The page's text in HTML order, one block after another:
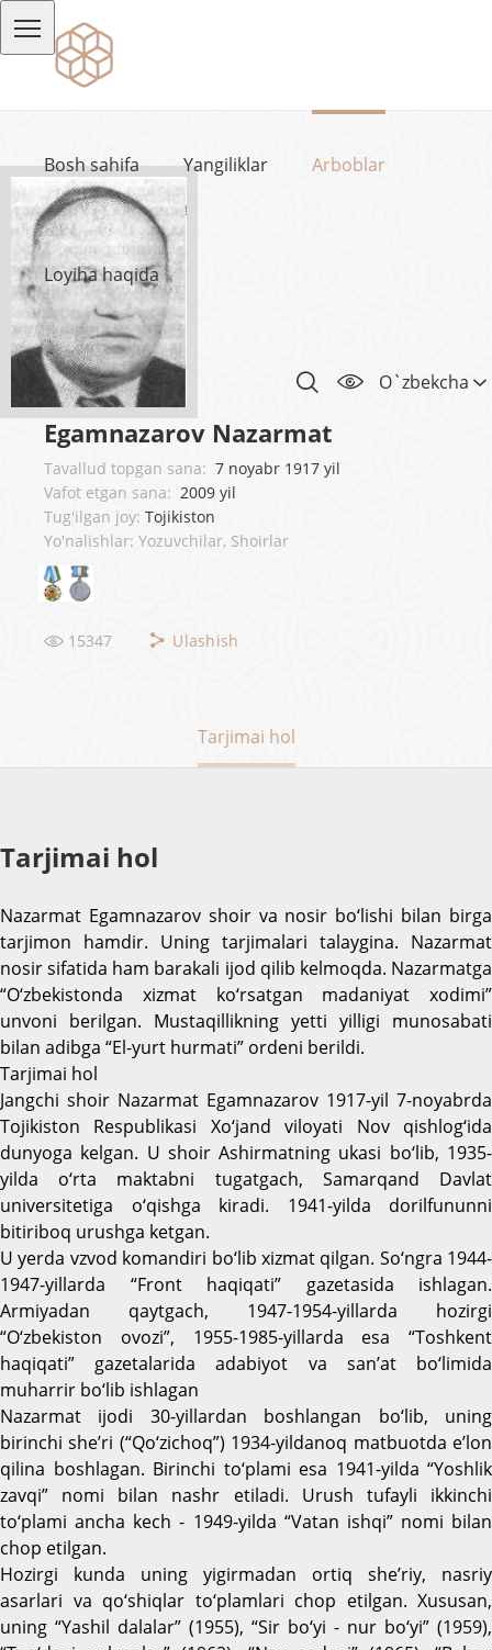
Bosh sahifa Yangiliklar Arboblar
Loyiha haqida
O`zbekcha
Egamnazarov Nazarmat
Tavallud topgan sana: 7 noyabr 1917 yil
Vafot etgan sana: 2009 yil
Tug'ilgan joy: Tojikiston
Yo'nalishlar: Yozuvchilar, Shoirlar
15347 Ulashish
Tarjimai hol
Tarjimai hol
Nazarmat Egamnazarov shoir va nosir bo‘lishi bilan birga
tarjimon hamdir. Uning tarjimalari talaygina. Nazarmat
nosir sifatida ham barakali ijod qilib kelmoqda. Nazarmatga
“O‘zbekistonda xizmat ko‘rsatgan madaniyat xodimi”
unvoni berilgan. Mustaqillikning yetti yilligi munosabati
bilan adibga “El-yurt hurmati” ordeni berildi.
Tarjimai hol
Jangchi shoir Nazarmat Egamnazarov 1917-yil 7-noyabrda
Tojikiston Respublikasi Xo‘jand viloyati Nov qishlog‘ida
dunyoga kelgan. U shoir Ashirmatning ukasi bo‘lib, 1935-
yilda o‘rta maktabni tugatgach, Samarqand Davlat
universitetiga o‘qishga kiradi. 1941-yilda dorilfununni
bitiriboq urushga ketgan.
U yerda vzvod komandiri bo‘lib xizmat qilgan. So‘ngra 1944-
1947-yillarda “Front haqiqati” gazetasida ishlagan.
Armiyadan qaytgach, 1947-1954-yillarda hozirgi
“O‘zbekiston ovozi”, 1955-1985-yillarda esa “Toshkent
haqiqati” gazetalarida adabiyot va san’at bo‘limida
muharrir bo‘lib ishlagan
Nazarmat ijodi 30-yillardan boshlangan bo‘lib, uning
birinchi she’ri (“Qo‘zichoq”) 1934-yildanoq matbuotda e’lon
qilina boshlagan. Birinchi to‘plami esa 1941-yilda “Yoshlik
zavqi” nomi bilan nashr etiladi. Urush tufayli ikkinchi
to‘plami ancha kech - 1949-yilda “Vatan ishqi” nomi bilan
chop etilgan.
Hozirgi kunda uning yigirmadan ortiq she’riy, nasriy
asarlari va qo‘shiqlar to‘plamlari chop etilgan. Xususan,
uning “Yashil dalalar” (1955), “Sir bo‘yi - nur bo‘yi” (1959),